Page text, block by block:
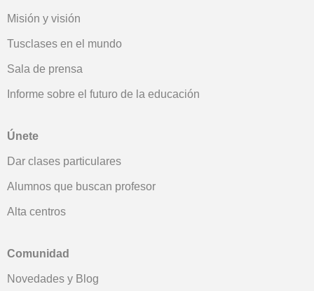
Misión y visión
Tusclases en el mundo
Sala de prensa
Informe sobre el futuro de la educación
Únete
Dar clases particulares
Alumnos que buscan profesor
Alta centros
Comunidad
Novedades y Blog